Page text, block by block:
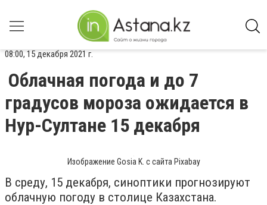
08:00, 15 декабря 2021 г.
Облачная погода и до 7
градусов мороза ожидается в
Нур-Султане 15 декабря
Изображение Gosia K. с сайта Pixabay
В среду, 15 декабря, синоптики прогнозируют
облачную погоду в столице Казахстана.